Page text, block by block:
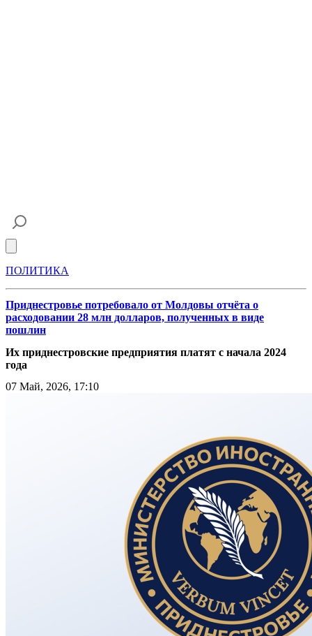
ПОЛИТИКА
Приднестровье потребовало от Молдовы отчёта о
расходовании 28 млн долларов, полученных в виде
пошлин
Их приднестровские предприятия платят с начала 2024
года
07 Май, 2026, 17:10